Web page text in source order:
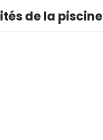
de la piscine